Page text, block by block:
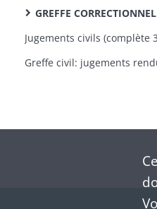
GREFFE CORRECTIONNEL
Jugements civils (complète